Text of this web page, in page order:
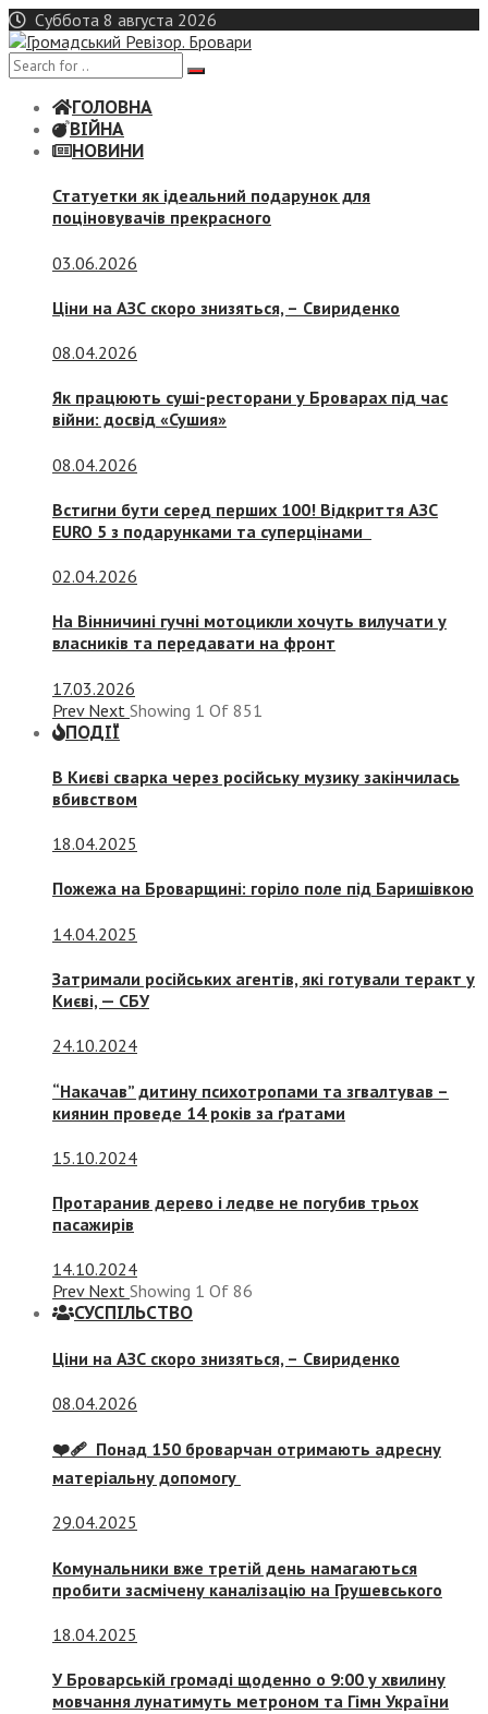
Skip
to
content
Суббота 8 августа 2026
ГОЛОВНА
ВІЙНА
НОВИНИ
Статуетки як ідеальний подарунок для
поціновувачів прекрасного
03.06.2026
Ціни на АЗС скоро знизяться, – Свириденко
08.04.2026
Як працюють суші-ресторани у Броварах під час
війни: досвід «Сушия»
08.04.2026
Встигни бути серед перших 100! Відкриття АЗС
EURO 5 з подарунками та суперцінами
02.04.2026
На Вінничині гучні мотоцикли хочуть вилучати у
власників та передавати на фронт
17.03.2026
Prev Next Showing 1 Of 851
ПОДІЇ
В Києві сварка через російську музику закінчилась
вбивством
18.04.2025
Пожежа на Броварщині: горіло поле під Баришівкою
14.04.2025
Затримали російських агентів, які готували теракт у
Києві, — СБУ
24.10.2024
“Накачав” дитину психотропами та згвалтував –
киянин проведе 14 років за ґратами
15.10.2024
Протаранив дерево і ледве не погубив трьох
пасажирів
14.10.2024
Prev Next Showing 1 Of 86
СУСПIЛЬСТВО
Ціни на АЗС скоро знизяться, – Свириденко
08.04.2026
❤️‍🩹 Понад 150 броварчан отримають адресну
матеріальну допомогу
29.04.2025
Комунальники вже третій день намагаються
пробити засмічену каналізацію на Грушевського
18.04.2025
У Броварській громаді щоденно о 9:00 у хвилину
мовчання лунатимуть метроном та Гімн України